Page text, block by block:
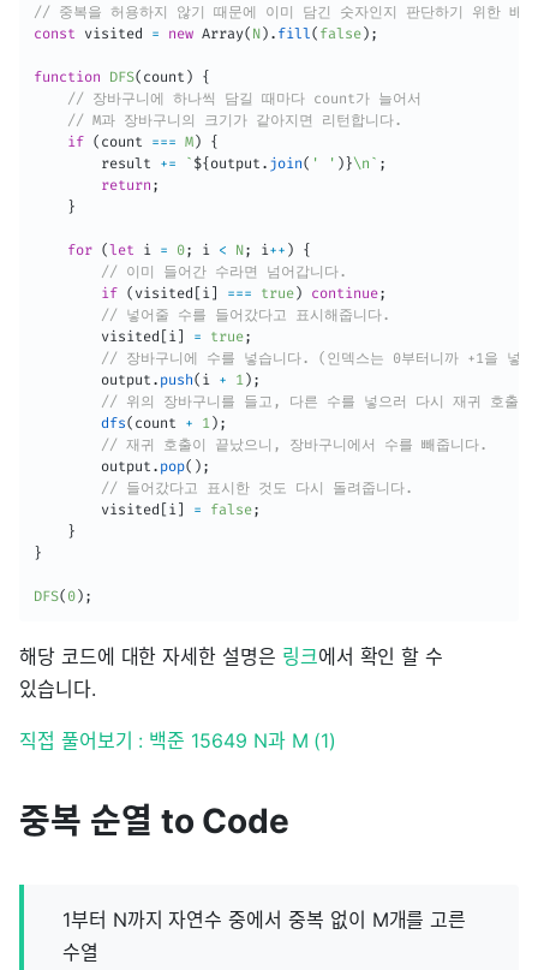
// 중복을 허용하지 않기 때문에 이미 담긴 숫자인지 판단하기 위한 배열
const visited = new Array( N) . fill ( false) ;
function DFS( count )
{
// 장바구니에 하나씩 담길 때마다 count가 늘어서
// M과 장바구니의 크기가 같아지면 리턴합니다.
if ( count === M)
{
        result
+= ` ${output . join( ' ' )}\n ` ;
return ;
}
for (let i = 0; i < N; i ++ )
{
// 이미 들어간 수라면 넘어갑니다.
if ( visited [i ] === true) continue;
// 넣어줄 수를 들어갔다고 표시해줍니다.
        visited
[i ] = true;
// 장바구니에 수를 넣습니다. (인덱스는 0부터니까 +1을 넣
        output
. push( i + 1 ) ;
// 위의 장바구니를 들고, 다른 수를 넣으러 다시 재귀 호출합
dfs( count + 1 ) ;
// 재귀 호출이 끝났으니, 장바구니에서 수를 빼줍니다.
        output
. pop( ) ;
// 들어갔다고 표시한 것도 다시 돌려줍니다.
        visited
[i ] = false;
}
}
DFS( 0) ;
해당 코드에 대한 자세한 설명은 링크에서 확인 할 수
있습니다.
직접 풀어보기 : 백준 15649 N과 M (1)
중복 순열 to Code
1부터 N까지 자연수 중에서 중복 없이 M개를 고른
수열